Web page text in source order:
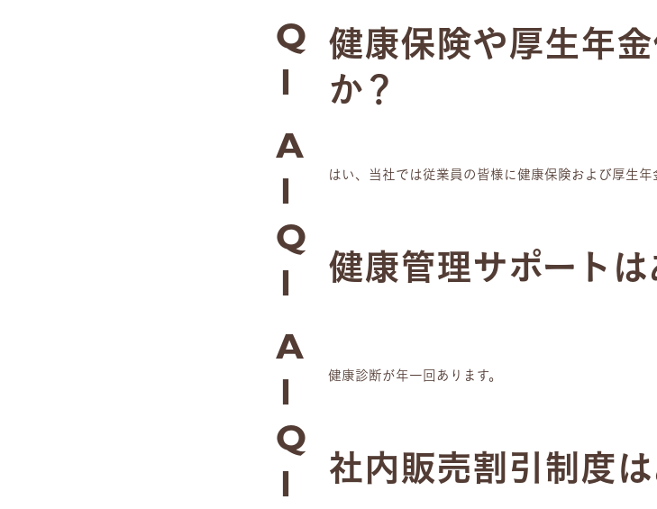
Q
1
健康保険や厚生年
か？
A
1
はい、当社では従業員の皆様に健康保険および厚生年
Q
1
健康管理サポートは
A
1
健康診断が年一回あります。
Q
1
社内販売割引制度